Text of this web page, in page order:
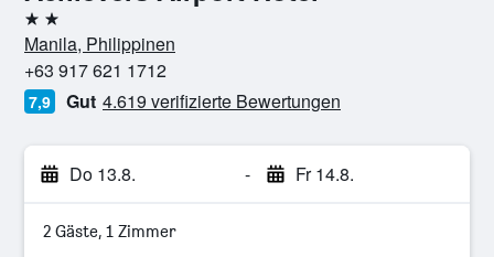
2 Sterne
Manila, Philippinen
+63 917 621 1712
7,9 Gut 4.619 verifizierte Bewertungen
Do 13.8. - Fr 14.8.
2 Gäste, 1 Zimmer